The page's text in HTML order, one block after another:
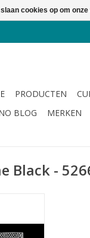
PRODUCTEN
BLOG
MERKEN
Black -
cookies op om